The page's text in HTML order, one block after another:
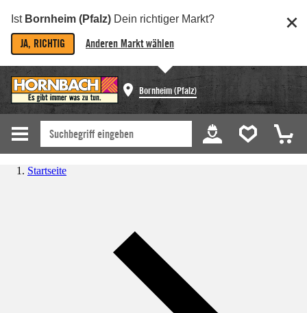
Ist Bornheim (Pfalz) Dein richtiger Markt?
JA, RICHTIG Anderen Markt wählen
Bornheim (Pfalz)
Startseite